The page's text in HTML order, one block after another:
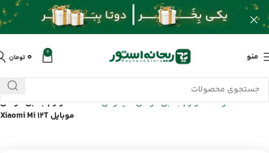
منو 0 ۰ تومان
خانه/محصولات/لوازم جانبی گوشی شیائومی Xiaomi /لوازم جانبی گوشی
موبایل Xiaomi Mi 12T